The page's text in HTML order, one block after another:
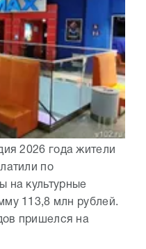
2026 года жители
по
на культурные
113,8 млн рублей.
пришелся на